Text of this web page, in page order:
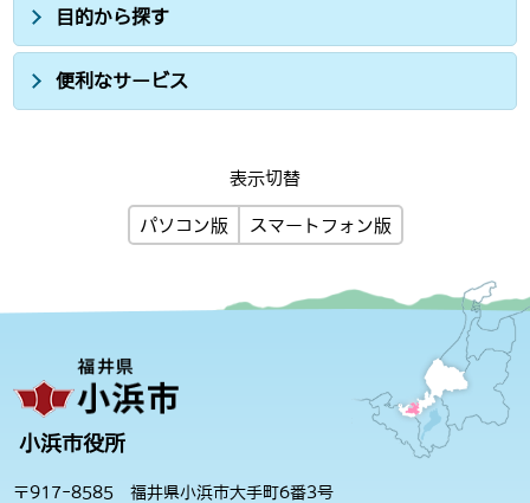
目的から探す
便利なサービス
表示切替
パソコン版 スマートフォン版
小浜市役所
〒917-8585 福井県小浜市大手町6番3号